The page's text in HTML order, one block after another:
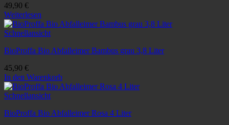
49,90 €
Weiterlesen
Schnellansicht
BioProffa Bio Abfalleimer Bambus grau 3,8 Liter
45,90 €
In den Warenkorb
Schnellansicht
BioProffa Bio Abfalleimer Rosa 4 Liter